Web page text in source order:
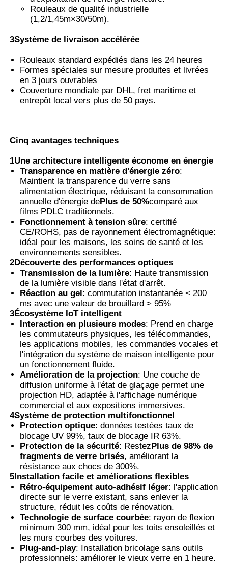
Film PVB thermochrome
Rouleaux de qualité industrielle
(1,2/1,45m×30/50m).
3Système de livraison accélérée
Rouleaux standard expédiés dans les 24 heures
Formes spéciales sur mesure produites et livrées
en 3 jours ouvrables
Couverture mondiale par DHL, fret maritime et
entrepôt local vers plus de 50 pays.
Cinq avantages techniques
1Une architecture intelligente économe en énergie
Transparence en matière d'énergie zéro:
Maintient la transparence du verre sans
alimentation électrique, réduisant la consommation
annuelle d'énergie dePlus de 50%comparé aux
films PDLC traditionnels.
Fonctionnement à tension sûre: certifié
CE/ROHS, pas de rayonnement électromagnétique:
idéal pour les maisons, les soins de santé et les
environnements sensibles.
2Découverte des performances optiques
Transmission de la lumière: Haute transmission
de la lumière visible dans l'état d'arrêt.
Réaction au gel: commutation instantanée < 200
ms avec une valeur de brouillard > 95%
3Écosystème IoT intelligent
Interaction en plusieurs modes: Prend en charge
les commutateurs physiques, les télécommandes,
les applications mobiles, les commandes vocales et
l'intégration du système de maison intelligente pour
un fonctionnement fluide.
Amélioration de la projection: Une couche de
diffusion uniforme à l'état de glaçage permet une
projection HD, adaptée à l'affichage numérique
commercial et aux expositions immersives.
4Système de protection multifonctionnel
Protection optique: données testées taux de
blocage UV 99%, taux de blocage IR 63%.
Protection de la sécurité: RestezPlus de 98% de
fragments de verre brisés, améliorant la
résistance aux chocs de 300%.
5Installation facile et améliorations flexibles
Rétro-équipement auto-adhésif léger: l'application
directe sur le verre existant, sans enlever la
structure, réduit les coûts de rénovation.
Technologie de surface courbée: rayon de flexion
minimum 300 mm, idéal pour les toits ensoleillés et
les murs courbes des voitures.
Plug-and-play: Installation bricolage sans outils
professionnels: améliorer le vieux verre en 1 heure.